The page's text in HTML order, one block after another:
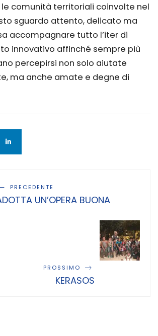
comunità territoriali coinvolte nel
sguardo attento, delicato ma
accompagnare tutto l’iter di
innovativo affinché sempre più
percepirsi non solo aiutate
ma anche amate e degne di
PRECEDENTE
UN’OPERA BUONA
PROSSIMO
KERASOS